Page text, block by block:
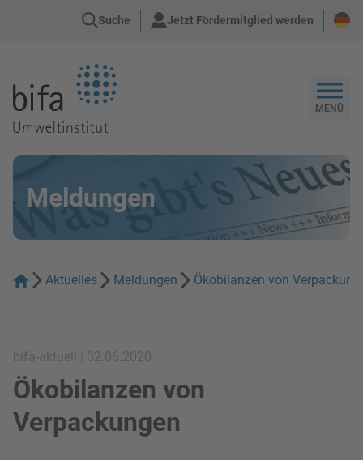
Suche Jetzt Fördermitglied werden
MENÜ
Meldungen
Aktuelles Meldungen Ökobilanzen von
bifa-aktuell | 02.06.2020
Ökobilanzen von
Verpackungen